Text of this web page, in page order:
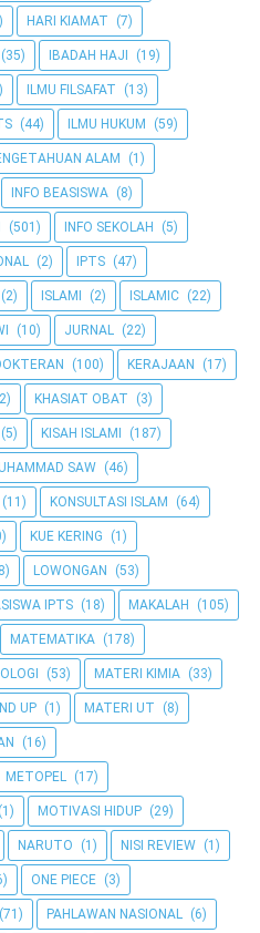
HARI KIAMAT (7)
(35) IBADAH HAJI (19)
ILMU FILSAFAT (13)
(44) ILMU HUKUM (59)
ALAM (1)
INFO BEASISWA (8)
(501) INFO SEKOLAH (5)
(2) IPTS (47)
(2) ISLAMI (2) ISLAMIC (22)
(10) JURNAL (22)
(100) KERAJAAN (17)
KHASIAT OBAT (3)
(5) KISAH ISLAMI (187)
SAW (46)
(11) KONSULTASI ISLAM (64)
KUE KERING (1)
LOWONGAN (53)
IPTS (18) MAKALAH (105)
MATEMATIKA (178)
(53) MATERI KIMIA (33)
UP (1) MATERI UT (8)
(16)
METOPEL (17)
(1) MOTIVASI HIDUP (29)
NARUTO (1) NISI REVIEW (1)
ONE PIECE (3)
(71) PAHLAWAN NASIONAL (6)